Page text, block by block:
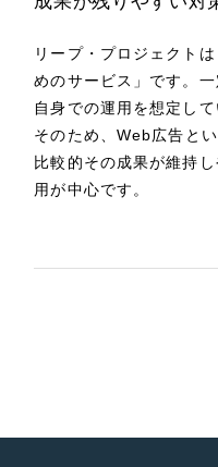
リープ・プロジェクト
めのサービス」です。
自身での運用を想定して
そのため、Web広告と
比較的その成果が維持
用が中心です。